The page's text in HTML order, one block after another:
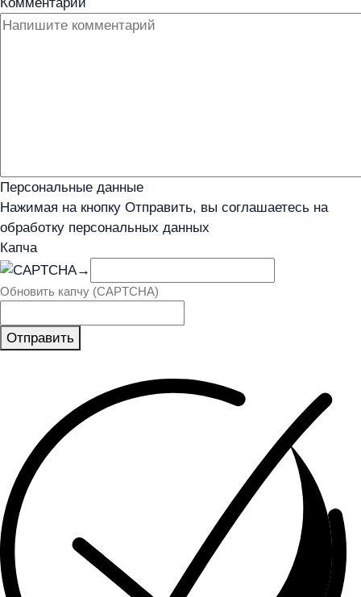
Персональные данные
Нажимая на кнопку Отправить, вы соглашаетесь на
обработку персональных данных
Капча
→
Обновить капчу (CAPTCHA)
Отправить